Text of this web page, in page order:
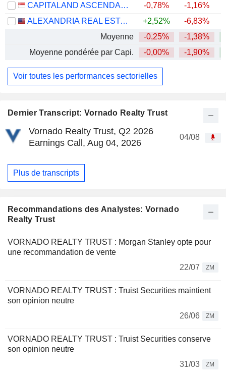
Dernier Transcript: Vornado Realty Trust
Vornado Realty Trust, Q2 2026
Earnings Call, Aug 04, 2026
04/08
Plus de transcripts
Recommandations des Analystes: Vornado
Realty Trust
VORNADO REALTY TRUST : Morgan Stanley opte pour
une recommandation de vente
22/07
ZM
VORNADO REALTY TRUST : Truist Securities maintient
son opinion neutre
26/06
ZM
VORNADO REALTY TRUST : Truist Securities conserve
son opinion neutre
31/03
ZM
CAPITALAND ASCENDAS REIT
-0,78% -1,16%
ALEXANDRIA REAL ESTATE EQUITIES, INC.
+2,52% -6,83%
Moyenne
-0,25% -1,38%
Moyenne pondérée par Capi.
-0,00% -1,90%
Voir toutes les performances sectorielles